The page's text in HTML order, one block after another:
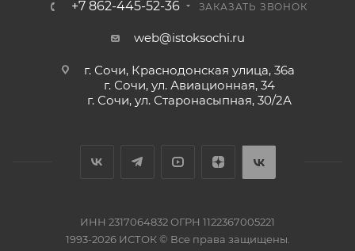
+7 862-445-52-36 ЗАКАЗАТЬ ЗВОНОК
web@istoksochi.ru
г. Сочи, Краснодонская улица, 36а
г. Сочи, ул. Авиационная, 34
г. Сочи, ул. Старонасыпная, 30/2А
ИНН 2317064832 ОГРН 1122367005221
1993-2026 ИСТОК © Все права защищены.